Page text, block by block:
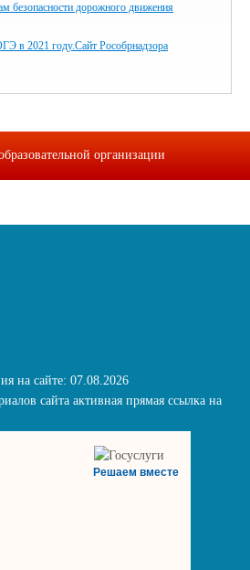
безопасности дорожного движения
в 2021 году.Сайт Рособрнадзора
организации
на сайте: 07.08.2026
сайта активная прямая ссылка на
Решаем вместе